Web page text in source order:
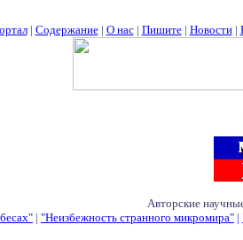
| Содержание| О нас| Пишите| Новости|
Авторские
| "Неизбежность странного микромира" |